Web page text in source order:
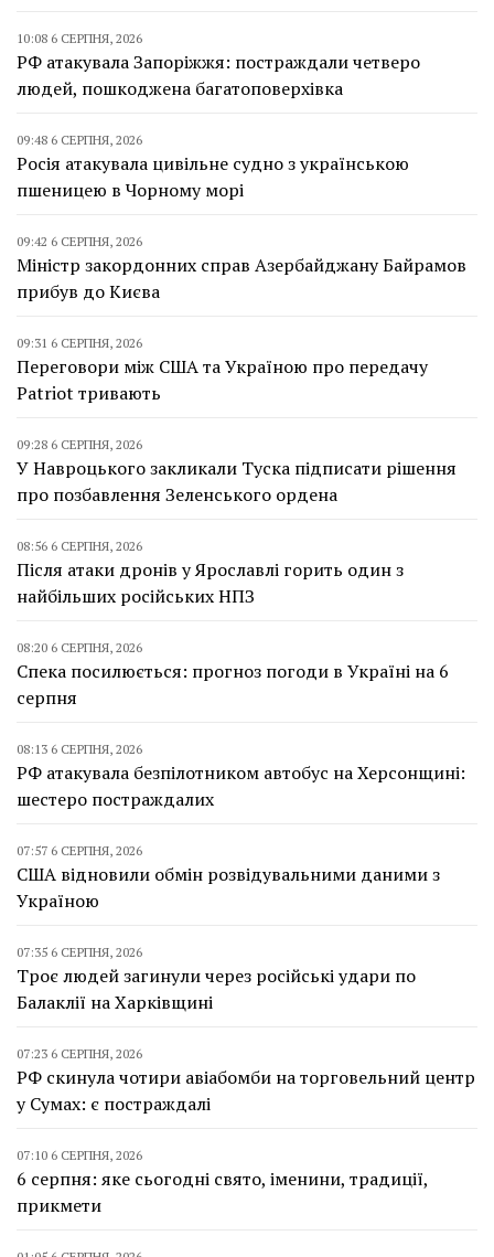
10:08 6 СЕРПНЯ, 2026
РФ атакувала Запоріжжя: постраждали четверо
людей, пошкоджена багатоповерхівка
09:48 6 СЕРПНЯ, 2026
Росія атакувала цивільне судно з українською
пшеницею в Чорному морі
09:42 6 СЕРПНЯ, 2026
Міністр закордонних справ Азербайджану Байрамов
прибув до Києва
09:31 6 СЕРПНЯ, 2026
Переговори між США та Україною про передачу
Patriot тривають
09:28 6 СЕРПНЯ, 2026
У Навроцького закликали Туска підписати рішення
про позбавлення Зеленського ордена
08:56 6 СЕРПНЯ, 2026
Після атаки дронів у Ярославлі горить один з
найбільших російських НПЗ
08:20 6 СЕРПНЯ, 2026
Спека посилюється: прогноз погоди в Україні на 6
серпня
08:13 6 СЕРПНЯ, 2026
РФ атакувала безпілотником автобус на Херсонщині:
шестеро постраждалих
07:57 6 СЕРПНЯ, 2026
США відновили обмін розвідувальними даними з
Україною
07:35 6 СЕРПНЯ, 2026
Троє людей загинули через російські удари по
Балаклії на Харківщині
07:23 6 СЕРПНЯ, 2026
РФ скинула чотири авіабомби на торговельний центр
у Сумах: є постраждалі
07:10 6 СЕРПНЯ, 2026
6 серпня: яке сьогодні свято, іменини, традиції,
прикмети